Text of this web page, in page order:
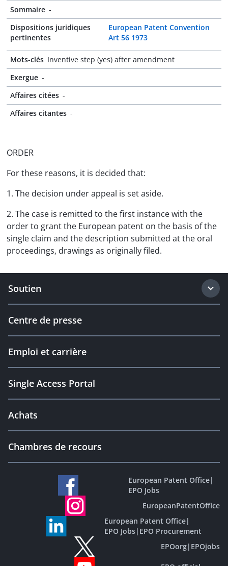
Sommaire -
Dispositions juridiques
pertinentes
European Patent Convention
Art 56 1973
Mots-clés Inventive step (yes) after amendment
Exergue -
Affaires citées -
Affaires citantes -
ORDER
For these reasons, it is decided that:
1. The decision under appeal is set aside.
2. The case is remitted to the first instance with the
order to grant the European patent on the basis of the
single claim and the description submitted at the oral
proceedings, drawings as originally filed.
Soutien
Centre de presse
Emploi et carrière
Single Access Portal
Achats
Chambres de recours
European Patent Office|
EPO Jobs
EuropeanPatentOffice
European Patent Office|
EPO Jobs| EPO Procurement
EPOorg| EPOjobs